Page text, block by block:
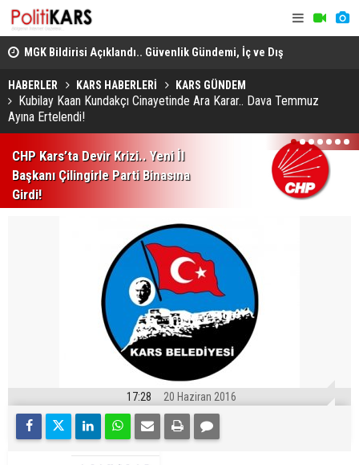
MGK Bildirisi Açıklandı.. Güvenlik Gündemi, İç ve Dış
Politika Başlıkları Değerlendirildi!
HABERLER KARS HABERLERİ KARS GÜNDEM
Kubilay Kaan Kundakçı Cinayetinde Ara Karar.. Dava Temmuz
Ayına Ertelendi!
CHP Kars’ta Devir Krizi.. Yeni İl
Başkanı Çilingirle Parti Binasına
Girdi!
1 2 3 4 5 6 7
17:28 20 Haziran 2016